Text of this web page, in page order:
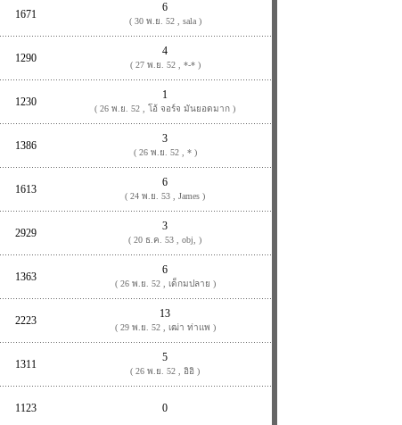
1671
6
( 30 พ.ย. 52 , sala )
1290
4
( 27 พ.ย. 52 , *-* )
1230
1
( 26 พ.ย. 52 , โอ้ จอร์จ มันยอดมาก )
1386
3
( 26 พ.ย. 52 , * )
1613
6
( 24 พ.ย. 53 , James )
2929
3
( 20 ธ.ค. 53 , obj, )
1363
6
( 26 พ.ย. 52 , เด็กมปลาย )
2223
13
( 29 พ.ย. 52 , เฒ่า ท่าแพ )
1311
5
( 26 พ.ย. 52 , อิอิ )
1123 0